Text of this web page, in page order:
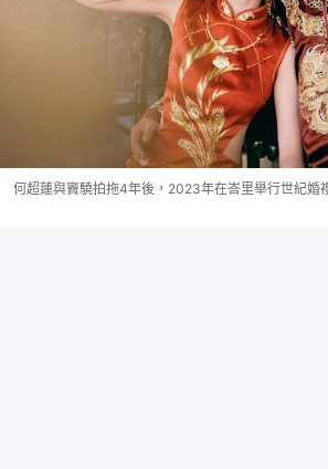
何超蓮與竇驍拍拖4年後，2023年在峇里舉行世紀婚